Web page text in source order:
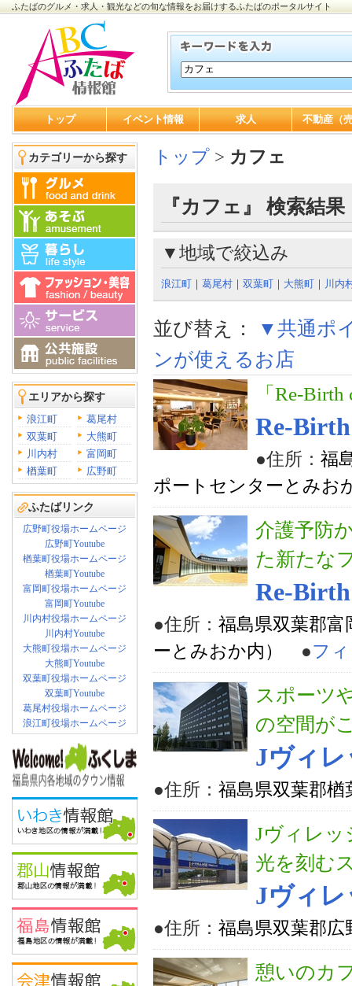
ふたばのグルメ・求人・観光などの旬な情報をお届けするふたばのポータルサイト
トップ イベント情報 求人 不動産（
カテゴリーから探す
エリアから探す
浪江町
葛尾村
双葉町
大熊町
川内村
富岡町
楢葉町
広野町
ふたばリンク
広野町役場ホームページ
広野町Youtube
楢葉町役場ホームページ
楢葉町Youtube
富岡町役場ホームページ
富岡町Youtube
川内村役場ホームページ
川内村Youtube
大熊町役場ホームページ
大熊町Youtube
双葉町役場ホームページ
双葉町Youtube
葛尾村役場ホームページ
浪江町役場ホームページ
トップ > カフェ
『カフェ』 検索結
▼地域で絞込み
浪江町 ｜ 葛尾村 ｜ 双葉町 ｜ 大熊町 ｜ 川内
並び替え：
▼共通ポ
ンが使えるお店
「Re-
Re-
●住所： 福
ポートセンターとみお
介護予防
た新たな
Re-
●住所： 福島県双葉郡
ーとみおか内）
●フ
スポーツ
の空間が
Jヴィ
●住所： 福島県双葉郡楢
Jヴィレッ
光を刻む
Jヴィ
●住所： 福島県双葉郡広
憩いのカ